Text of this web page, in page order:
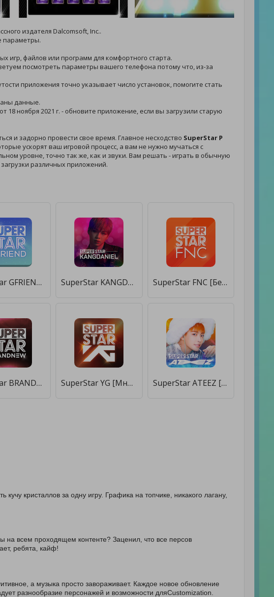
издателя Dalcomsoft, Inc..
параметры.
игр, файлов или программ для комфортного старта.
посмотреть параметры вашего телефона потому что, из-за
приложения точно указывает число установок, помогите стать
данные.
ноября 2021 г. - обновите приложение, если вы загрузили старую
и задорно провести свое время. Главное несходство SuperStar P
ускорят ваш игровой процесс, а вам не нужно мучаться с
уровне, точно так же, как и звуки. Вам решать - играть в обычную
различных приложений.
SuperStar GFRIEND [Много денег] SuperStar KANGDANIEL [Много денег] SuperStar FNC [Бесплатные покупки]
SuperStar BRANDNEW [Много монет] SuperStar YG [Много денег] SuperStar ATEEZ [Бесплатные покупки]
кристаллов за одну игру. Графика на топчике, никакого лагану,
на всем проходящем контенте? Заценил, что все персов
ребята, кайф!
а музыка просто завораживает. Каждое новое обновление
разнообразие персонажей и возможности дляCustomization.